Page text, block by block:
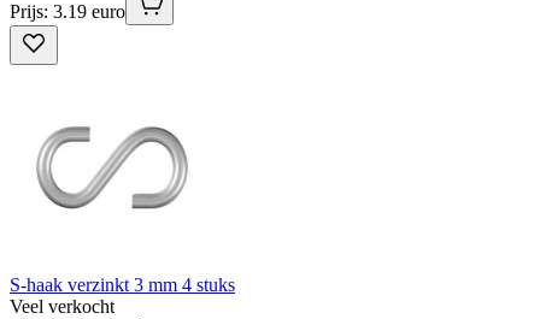
Prijs: 3.19 euro
S-haak verzinkt 3 mm 4 stuks
Veel verkocht